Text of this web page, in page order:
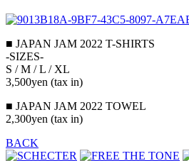
■ JAPAN JAM 2022 T-SHIRTS
-SIZES-
S / M / L / XL
3,500yen (tax in)
■ JAPAN JAM 2022 TOWEL
2,300yen (tax in)
BACK